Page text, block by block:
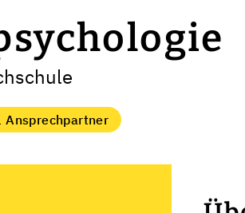
Ansprechpartner